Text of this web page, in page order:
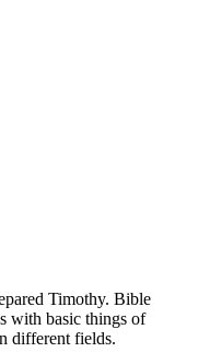
Timothy. Bible
with basic things of
different fields.